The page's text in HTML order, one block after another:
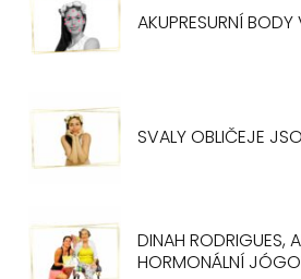
AKUPRESURNÍ
SVALY OBLIČEJE
DINAH RODRIGUES,
HORMONÁLNÍ